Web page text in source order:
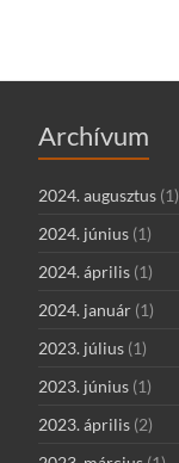
Archívum
2024. augusztus (1)
2024. június (1)
2024. április (1)
2024. január (1)
2023. július (1)
2023. június (1)
2023. április (2)